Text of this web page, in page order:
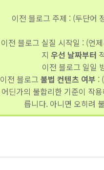
이전 블로그 주제 : (두단어
이전 블로그 실질 시작일 : (언
지 우선 날짜부터
이전 블로그 일일
이전 블로그 불법 컨텐츠 여부 :
어딘가의 불합리한 기준이 작
릅니다. 아니면 오히려